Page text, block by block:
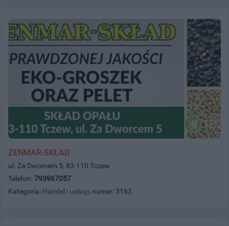
ZENMAR-SKŁAD
ul. Za Dworcem 5, 83-110 Tczew
Telefon: 793967057
Kategoria: Handel i usługi, numer: 3163